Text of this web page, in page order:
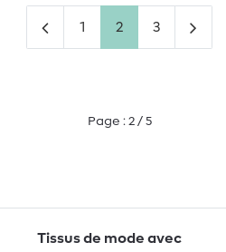
1 2 3
Page : 2 / 5
Tissus de mode avec